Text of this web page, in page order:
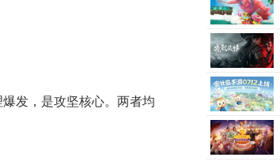
发，是攻坚核心。两者均